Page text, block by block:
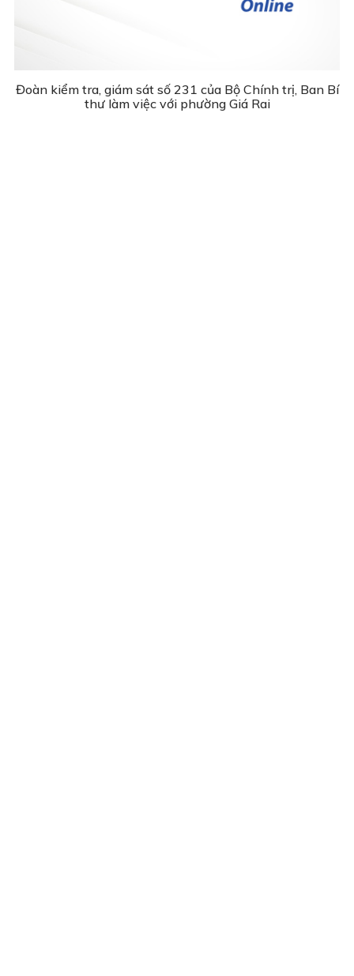
Đoàn kiểm tra, giám sát số 231 của Bộ Chính trị, Ban Bí
thư làm việc với phường Giá Rai